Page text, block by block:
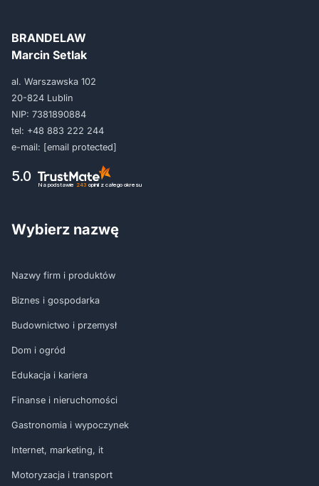
BRANDELAW
Marcin Setlak
al. Warszawska 102
20-824 Lublin
NIP: 7381890884
tel: +48 883 222 244
e-mail: [email protected]
5.0
Na podstawie 243 opinii z całego okresu
Wybierz nazwę
Nazwy firm i produktów
Biznes i gospodarka
Budownictwo i przemysł
Dom i ogród
Edukacja i kariera
Finanse i nieruchomości
Gastronomia i wypoczynek
Internet, marketing, it
Motoryzacja i transport